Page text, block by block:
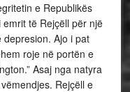
e Republikës
të Rejçëll për një
Ajo i pat
roje në portën e
Asaj nga natyra
Rejçëll e